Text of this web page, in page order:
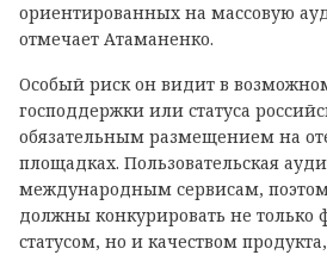
ориентированных на массовую
отмечает Атаманенко.
Особый риск он видит в
господдержки или статуса
обязательным размещением на
площадках. Пользовательская
международным сервисам,
должны конкурировать не
статусом, но и качеством